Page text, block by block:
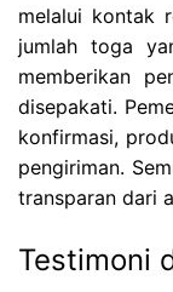
melalui kontak
jumlah toga
memberikan
disepakati.
konfirmasi,
pengiriman.
transparan dari
Testimoni